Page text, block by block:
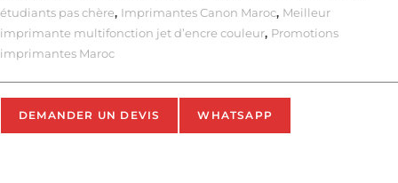
étudiants pas chère, Imprimantes Canon Maroc, Meilleur
imprimante multifonction jet d’encre couleur, Promotions
imprimantes Maroc
DEMANDER UN DEVIS WHATSAPP